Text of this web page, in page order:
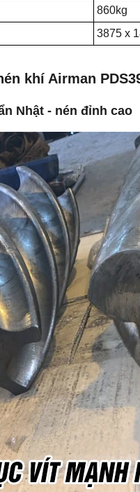
860kg
3875 x
khí Airman
Nhật - nén đỉnh cao